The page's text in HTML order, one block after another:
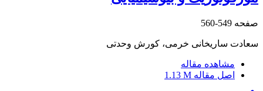
صفحه 549-560
سعادت ساریخانی خرمی، کورش وحدتی
مشاهده مقاله
اصل مقاله 1.13 M